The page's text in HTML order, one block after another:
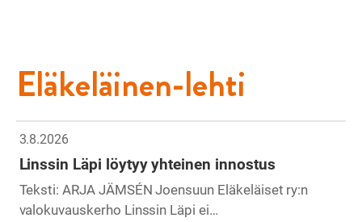
Eläkeläinen-lehti
3.8.2026
Linssin Läpi löytyy yhteinen innostus
Teksti: ARJA JÄMSÉN Joensuun Eläkeläiset ry:n
valokuvauskerho Linssin Läpi ei…